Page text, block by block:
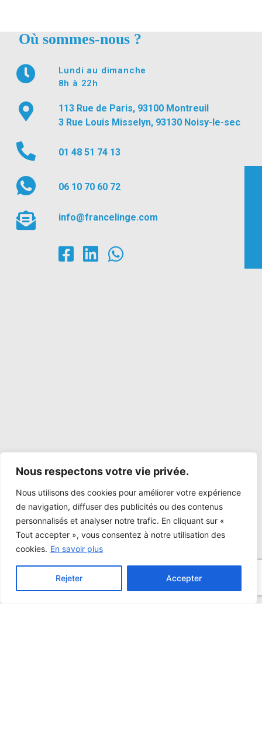
Nous respectons votre vie privée.
Nous utilisons des cookies pour améliorer votre expérience
de navigation, diffuser des publicités ou des contenus
personnalisés et analyser notre trafic. En cliquant sur «
Tout accepter », vous consentez à notre utilisation des
cookies. En savoir plus
Rejeter Accepter
Où sommes-nous ?
Lundi au dimanche
8h à 22h
113 Rue de Paris, 93100 Montreuil
3 Rue Louis Misselyn, 93130 Noisy-le-sec
01 48 51 74 13
06 10 70 60 72
info@francelinge.com